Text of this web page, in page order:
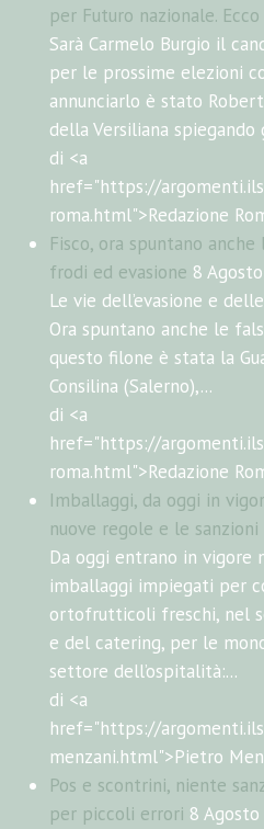
per Futuro nazionale.
Sarà Carmelo Burgio il
per le prossime elezioni
annunciarlo è stato
della Versiliana spiegando
di <a
href="https://
roma.html">Redazione
Fisco, ora spuntano
frodi ed evasione 8
Le vie dell’evasione e
Ora spuntano anche le
questo filone è stata la
Consilina (Salerno),...
di <a
href="https://
roma.html">Redazione
Imballaggi, da oggi in
nuove regole e le sanzioni
Da oggi entrano in vigore
imballaggi impiegati per
ortofrutticoli freschi, nel
e del catering, per le
settore dell’ospitalità:...
di <a
href="https://
menzani.html">Pietro
Pos e scontrini, niente
per piccoli errori 8